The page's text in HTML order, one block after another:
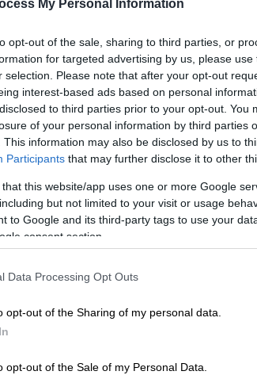
My Personal Information
opt-out of the sale, sharing to third parties, or
for targeted advertising by us, please
selection. Please note that after your opt-out
interest-based ads based on personal
to third parties prior to your opt-out. You
of your personal information by third parties
This information may also be disclosed by us to
Participants that may further disclose it to other
that this website/app uses one or more Google
but not limited to your visit or usage
to Google and its third-party tags to use your
consent section.
Data Processing Opt Outs
opt-out of the Sharing of my personal data.
opt-out of the Sale of my Personal Data.
για τη γυναικοκτονία